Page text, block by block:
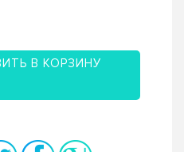
В КОРЗИНУ